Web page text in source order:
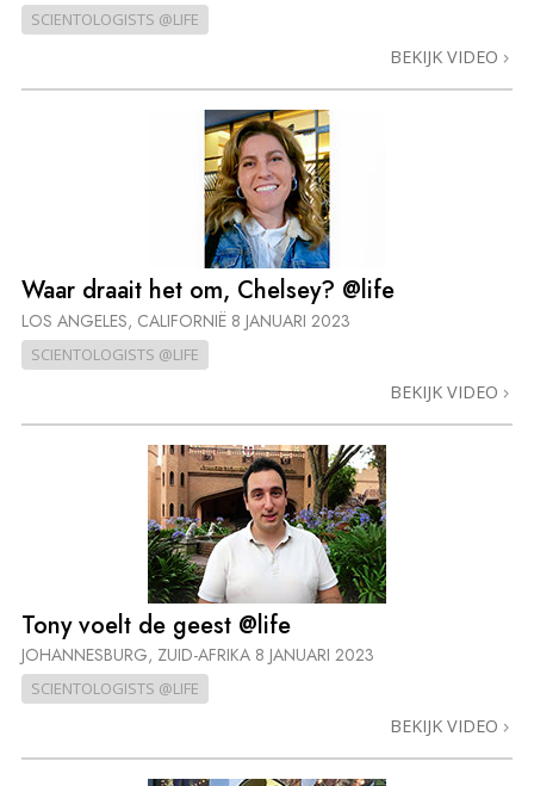
SCIENTOLOGISTS @LIFE
BEKIJK VIDEO
Waar draait het om, Chelsey? @life
LOS ANGELES, CALIFORNIË 8 JANUARI 2023
SCIENTOLOGISTS @LIFE
BEKIJK VIDEO
Tony voelt de geest @life
JOHANNESBURG, ZUID-AFRIKA 8 JANUARI 2023
SCIENTOLOGISTS @LIFE
BEKIJK VIDEO